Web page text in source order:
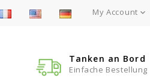
My Account 
Tanken an Bord
Einfache Bestellung